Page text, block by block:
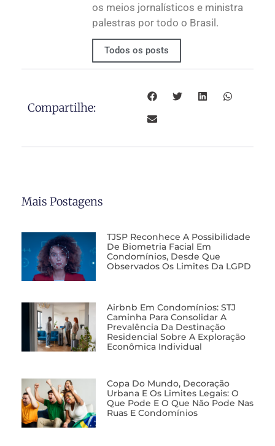
os meios jornalísticos e ministra
palestras por todo o Brasil.
Todos os posts
Compartilhe:
Mais Postagens
TJSP Reconhece A Possibilidade
De Biometria Facial Em
Condomínios, Desde Que
Observados Os Limites Da LGPD
Airbnb Em Condomínios: STJ
Caminha Para Consolidar A
Prevalência Da Destinação
Residencial Sobre A Exploração
Econômica Individual
Copa Do Mundo, Decoração
Urbana E Os Limites Legais: O
Que Pode E O Que Não Pode Nas
Ruas E Condomínios